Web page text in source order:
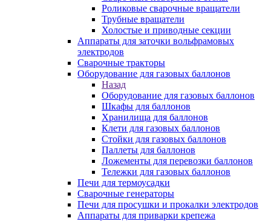
Роликовые сварочные вращатели
Трубные вращатели
Холостые и приводные секции
Аппараты для заточки вольфрамовых
электродов
Сварочные тракторы
Оборудование для газовых баллонов
Назад
Оборудование для газовых баллонов
Шкафы для баллонов
Хранилища для баллонов
Клети для газовых баллонов
Стойки для газовых баллонов
Паллеты для баллонов
Ложементы для перевозки баллонов
Тележки для газовых баллонов
Печи для термоусадки
Сварочные генераторы
Печи для просушки и прокалки электродов
Аппараты для приварки крепежа